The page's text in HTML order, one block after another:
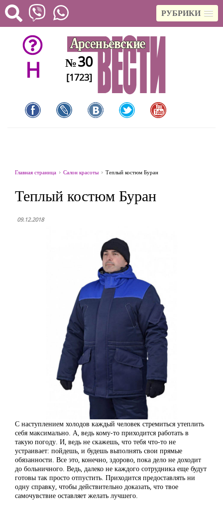
РУБРИКИ
H №30
[1723]
Главная страница Салон красоты Теплый костюм Буран
Теплый костюм Буран
09.12.2018
С наступлением холодов каждый человек стремиться утеплить
себя максимально. А, ведь кому-то приходится работать в
такую погоду. И, ведь не скажешь, что тебя что-то не
устраивает: пойдешь, и будешь выполнять свои прямые
обязанности. Все это, конечно, здорово, пока дело не доходит
до больничного. Ведь, далеко не каждого сотрудника еще будут
готовы так просто отпустить. Приходится предоставлять ни
одну справку, чтобы действительно доказать, что твое
самочувствие оставляет желать лучшего.